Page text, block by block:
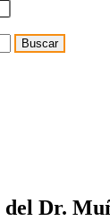
Buscar
Dr.